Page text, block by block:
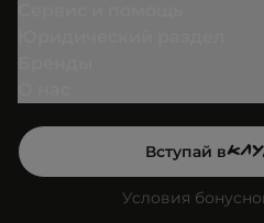
Вступай в
Условия